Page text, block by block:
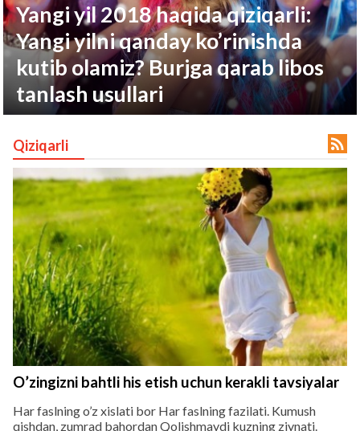
защищены.
Yangi yil 2018 haqida qiziqarli:
Yangi yilni qanday ko’rinishda
kutib olamiz? Burjga qarab libos
tanlash usullari
Qiziqarli 
O’zingizni bahtli his etish uchun kerakli tavsiyalar
Har faslning o’z xislati bor Har faslning fazilati. Kumush
qishdan, zumrad bahordan Qolishmaydi kuzning ziynati.